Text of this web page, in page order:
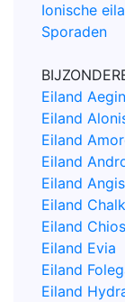
Ionische
Sporaden
Eiland
Eiland
Eiland
Eiland
Eiland
Eiland
Eiland Chios
Eiland Evia
Eiland
Eiland